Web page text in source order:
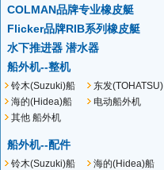
COLMAN品牌专业橡皮艇
Flicker品牌RIB系列橡皮艇
水下推进器 潜水器
船外机--整机
铃木(Suzuki)船
外机
东发(TOHATSU)
船外机
海的(Hidea)船
外机
电动船外机
其他 船外机
船外机--配件
铃木(Suzuki)船
海的(Hidea)船